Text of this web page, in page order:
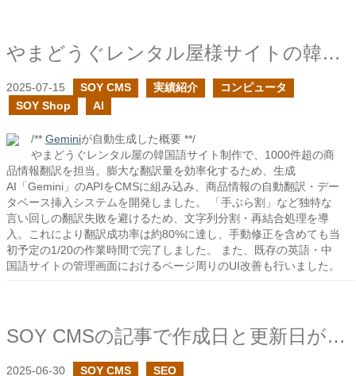
やまどうぐレンタル屋様サイトの韓国語サイトの制作で、生成AIを活用して編集作業を大幅に削減しました
2025-07-15 SOY CMS 実績紹介
コンピュータ
SOY Shop
AI
/** Geminiが自動生成した概要 **/
やまどうぐレンタル屋の韓国語サイト制作で、1000件超の商
品情報翻訳を担当。膨大な翻訳量を効率化するため、生成
AI「Gemini」のAPIをCMSに組み込み、商品情報の自動翻訳・デー
タベース挿入システムを開発しました。 「手ぶら割」など独特な
言い回しの翻訳失敗を避けるため、文字列分割・再結合処理を導
入。これにより翻訳成功率は約80%に達し、手動修正を含めても当
初予定の1/20の作業時間で完了しました。 また、既存の英語・中
国語サイトの管理画面におけるページ周りのUI改善も行いました。
SOY CMSの記事で作成日と更新日が異なる時に更新日を出力できる仕組みを設けました
2025-06-30 SOY CMS SEO